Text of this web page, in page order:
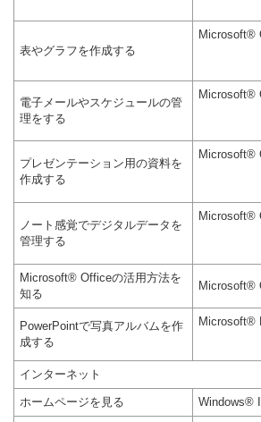
表やグラフを作成する
Microsoft®
電子メールやスケジュールの管
理をする
Microsoft®
プレゼンテーション用の資料を
作成する
Microsoft®
ノート感覚でデジタルデータを
管理する
Microsoft®
Microsoft® Officeの活用方法を
知る
Microsoft®
PowerPointで写真アルバムを作
成する
Microsoft®
インターネット
ホームページを見る Windows®